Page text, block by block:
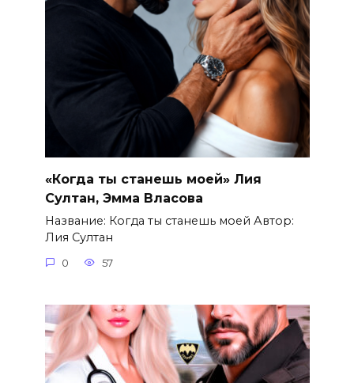
«Когда ты станешь моей» Лия
Султан, Эмма Власова
Название: Когда ты станешь моей Автор:
Лия Султан
0 57